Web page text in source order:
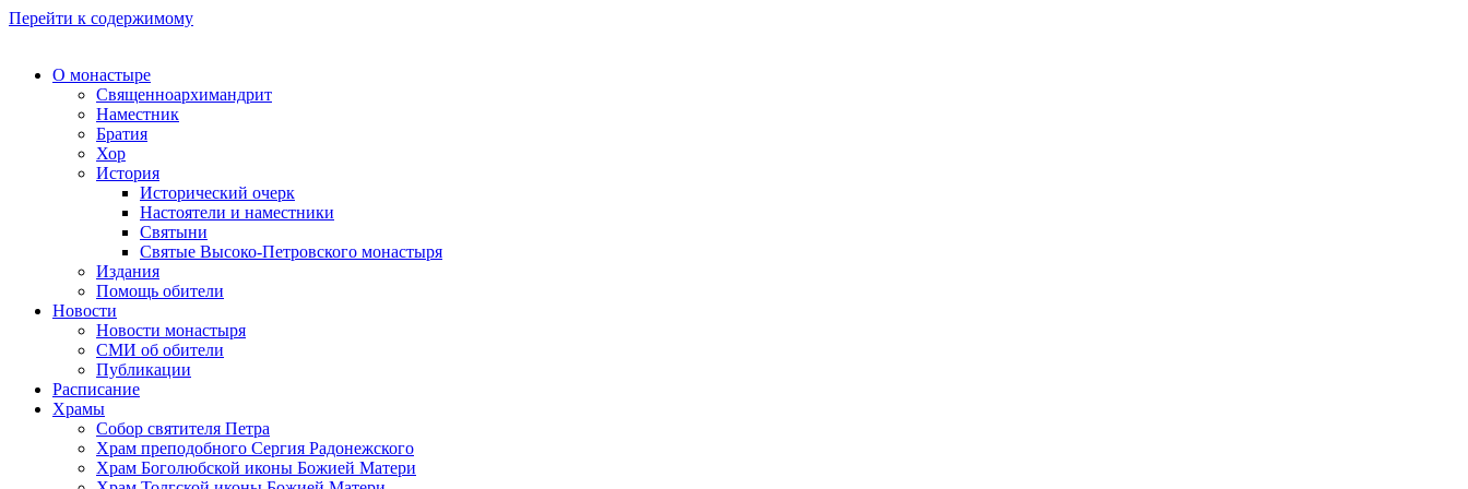
Перейти к содержимому
О монастыре
Священноархимандрит
Наместник
Братия
Хор
История
Исторический очерк
Настоятели и наместники
Святыни
Святые Высоко-Петровского монастыря
Издания
Помощь обители
Новости
Новости монастыря
СМИ об обители
Публикации
Расписание
Храмы
Собор святителя Петра
Храм преподобного Сергия Радонежского
Храм Боголюбской иконы Божией Матери